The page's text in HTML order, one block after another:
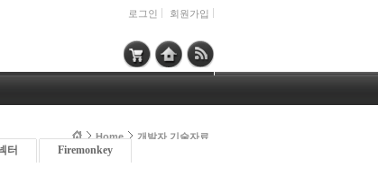
로그인 회원가입
Home 개발자 기술자료
터
Firemonkey